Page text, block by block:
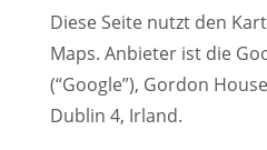
Diese Seite nutzt den
Maps. Anbieter ist die
(“Google”), Gordon
Dublin 4, Irland.